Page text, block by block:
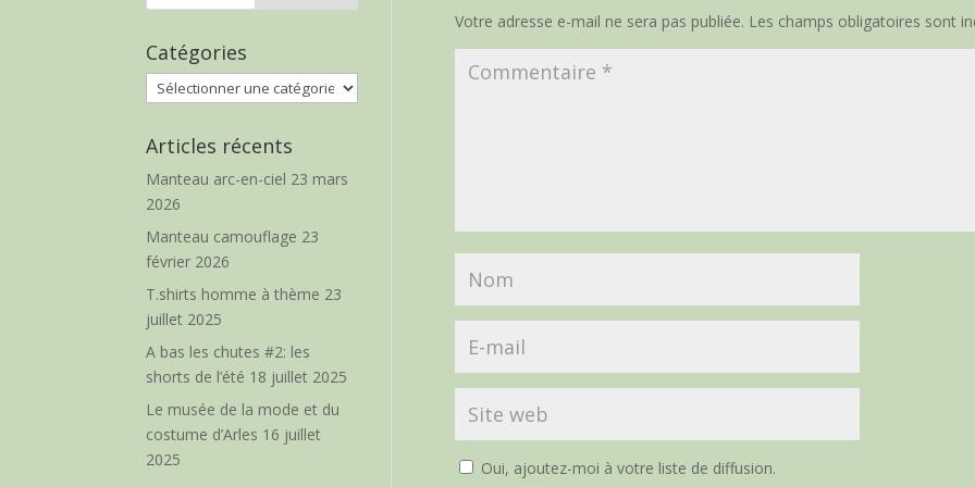
Votre adresse e-mail ne sera pas publiée. Les champs obligatoires sont
Oui, ajoutez-moi à votre liste de diffusion.
Catégories
Catégories
Articles récents
Manteau arc-en-ciel 23 mars
2026
Manteau camouflage 23
février 2026
T.shirts homme à thème 23
juillet 2025
A bas les chutes #2: les
shorts de l’été 18 juillet 2025
Le musée de la mode et du
costume d’Arles 16 juillet
2025